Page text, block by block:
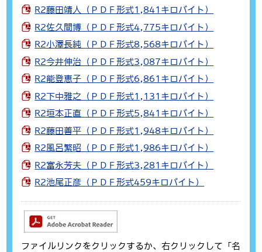
R2藤田靖人（ＰＤＦ形式1,841キロバイト）
R2佐久間博（ＰＤＦ形式4,775キロバイト）
R2小澤長純（ＰＤＦ形式8,568キロバイト）
R2今井伸治（ＰＤＦ形式3,087キロバイト）
R2能登恵子（ＰＤＦ形式6,861キロバイト）
R2下中雅之（ＰＤＦ形式1,131キロバイト）
R2垣本正直（ＰＤＦ形式5,841キロバイト）
R2藤田善平（ＰＤＦ形式1,948キロバイト）
R2風呂繁昭（ＰＤＦ形式1,986キロバイト）
R2富永芳夫（ＰＤＦ形式3,281キロバイト）
R2池尾正彦（ＰＤＦ形式459キロバイト）
ファイルリンクをクリックするか、右クリックして「名